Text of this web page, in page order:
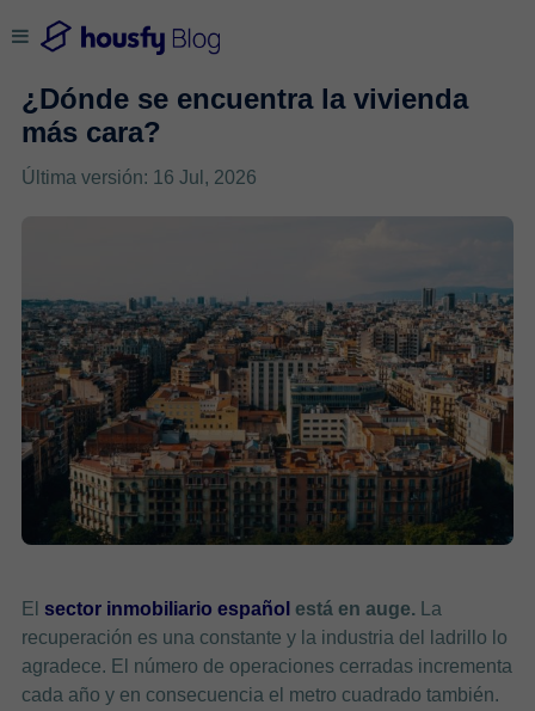
¿Dónde se encuentra la vivienda
más cara?
Última versión: 16 Jul, 2026
El sector inmobiliario español está en auge. La
recuperación es una constante y la industria del ladrillo lo
agradece. El número de operaciones cerradas incrementa
cada año y en consecuencia el metro cuadrado también.